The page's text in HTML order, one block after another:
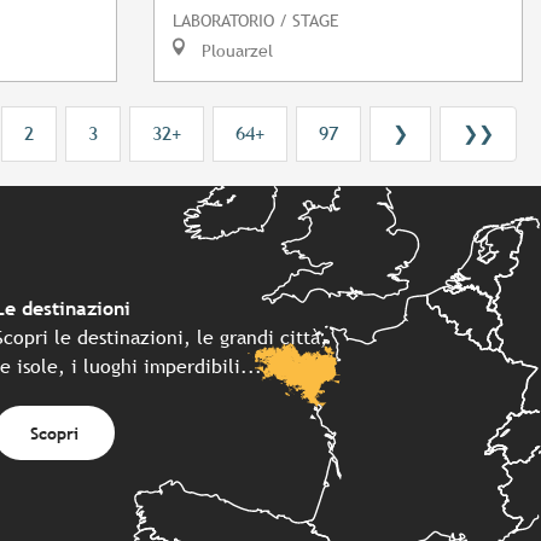
LABORATORIO / STAGE
Plouarzel
2 3 32+ 64+ 97 ❯ ❯❯
destinazioni
le destinazioni, le grandi città,
isole, i luoghi imperdibili...
Scopri